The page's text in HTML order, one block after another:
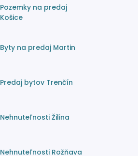
Pozemky na predaj
Košice
Byty na predaj Martin
Predaj bytov Trenčín
Nehnuteľnosti Žilina
Nehnuteľnosti Rožňava